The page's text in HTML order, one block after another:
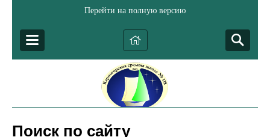
Перейти на полную версию
Поиск по сайту